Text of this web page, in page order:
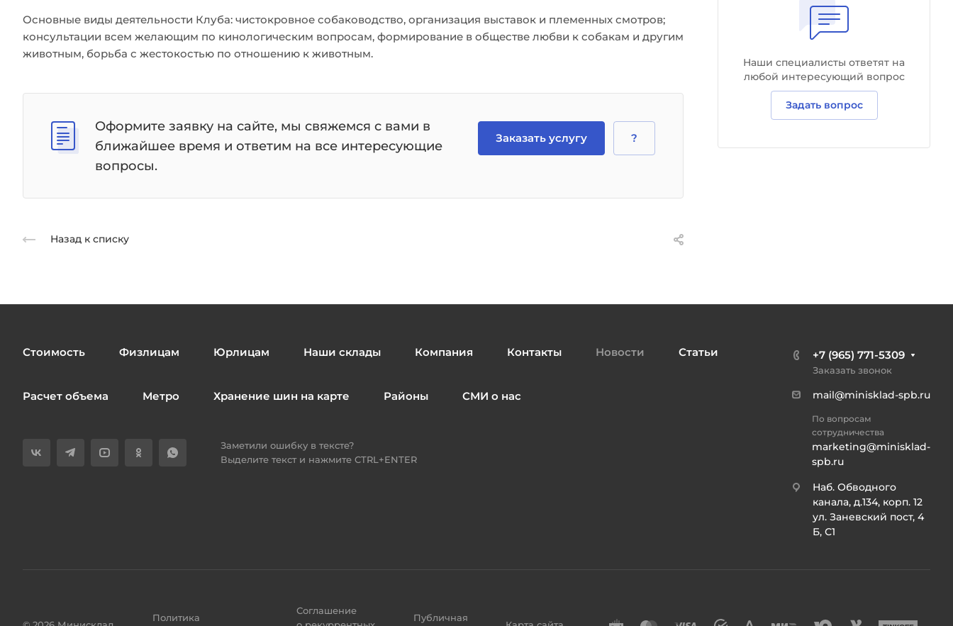
Основные виды деятельности Клуба: чистокровное собаководство, организация выставок и племенных смотров;
консультации всем желающим по кинологическим вопросам, формирование в обществе любви к собакам и другим
животным, борьба с жестокостью по отношению к животным.
Оформите заявку на сайте, мы свяжемся с вами в
ближайшее время и ответим на все интересующие
вопросы.
Заказать услугу ?
Назад к списку
Наши специалисты ответят на
любой интересующий вопрос
Задать вопрос
Стоимость Физлицам Юрлицам Наши склады Компания Контакты Новости Статьи
Расчет объема Метро Хранение шин на карте Районы СМИ о нас
Заметили ошибку в тексте?
Выделите текст и нажмите CTRL+ENTER
+7 (965) 771-5309
Заказать звонок
По вопросам
сотрудничества
marketing@minisklad-
spb.ru
mail@minisklad-spb.ru
Наб. Обводного
канала, д.134, корп. 12
ул. Заневский пост, 4
Б, С1
Политика
Соглашение
Публичная